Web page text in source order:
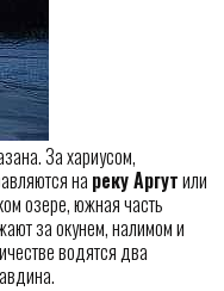
За хариусом,
на реку Аргутили
озере, южная часть
за окунем, налимом и
водятся два